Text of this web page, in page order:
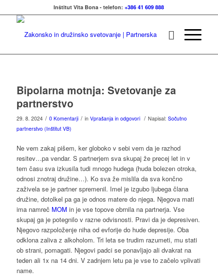
Inštitut Vita Bona - telefon:+386 41 609 888
Bipolarna motnja: Svetovanje za
partnerstvo
29. 8. 2024 / 0 Komentarji / in Vprašanja in odgovori / Napisal: Sočutno
partnerstvo (Inštitut VB)
Ne vem zakaj pišem, ker globoko v sebi vem da je razhod
resitev…pa vendar. S partnerjem sva skupaj že precej let in v
tem času sva izkusila tudi mnogo hudega (huda bolezen otroka,
odnosi znotraj družine…). Ko sva že mislila da sva končno
zaživela se je partner spremenil. Imel je izgubo ljubega člana
družine, dotolkel pa ga je odnos matere do njega. Njegova mati
ima namreč MOM in je vse topove obrnila na partnerja. Vse
skupaj ga je potegnilo v razne odvisnosti. Pravi da je depresiven.
Njegovo razpoloženje niha od evforije do hude depresije. Oba
odklona zaliva z alkoholom. Tri leta se trudim razumeti, mu stati
ob strani, pomagati. Njegovi padci se ponavljajo ali dvakrat na
teden ali 1x na 14 dni. V zadnjem letu pa je vse to začelo vplivati
name.